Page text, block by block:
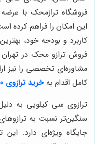
فروشگاه ترازمحک با
این امکان را فراهم کرده
کاربرد و بودجه خود،
فروش ترازو محک در
مشاوره‌ای تخصصی را نیز
کامل اقدام به خرید ترازوی 40 کیلویی
ترازوی سی کیلویی به
سنگین‌تر نسبت به
جایگاه ویژه‌ای دارد.